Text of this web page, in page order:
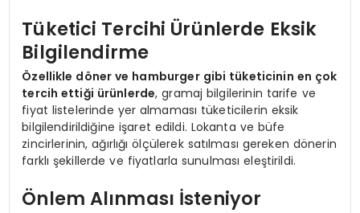
Tüketici Tercihi Ürünlerde Eksik
Bilgilendirme
Özellikle döner ve hamburger gibi tüketicinin en çok
tercih ettiği ürünlerde, gramaj bilgilerinin tarife ve
fiyat listelerinde yer almaması tüketicilerin eksik
bilgilendirildiğine işaret edildi. Lokanta ve büfe
zincirlerinin, ağırlığı ölçülerek satılması gereken dönerin
farklı şekillerde ve fiyatlarla sunulması eleştirildi.
Önlem Alınması İsteniyor